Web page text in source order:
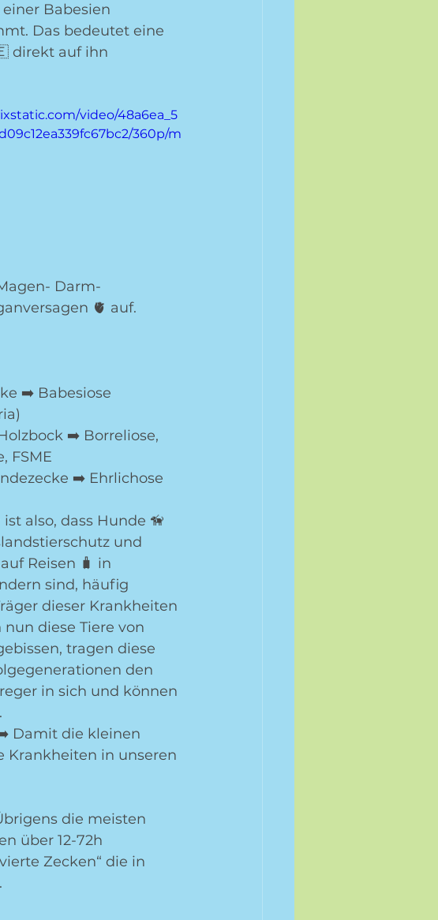
Babesien
Das bedeutet eine
direkt auf ihn
video/48a6ea_5
360p/m
Darm-
🫀 auf.
➡️ Babesiose
➡️ Borreliose,
FSME
➡️ Ehrlichose
also, dass Hunde 🦮
und
Reisen 🧳 in
sind, häufig
dieser Krankheiten
diese Tiere von
tragen diese
den
in sich und können
Damit die kleinen
Krankheiten in unseren
die meisten
über 12-72h
Zecken“ die in